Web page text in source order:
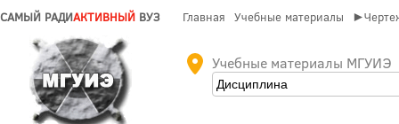
САМЫЙ РАДИАКТИВНЫЙ ВУЗ Главная Учебные материалы
Учебные материалы МГУИЭ